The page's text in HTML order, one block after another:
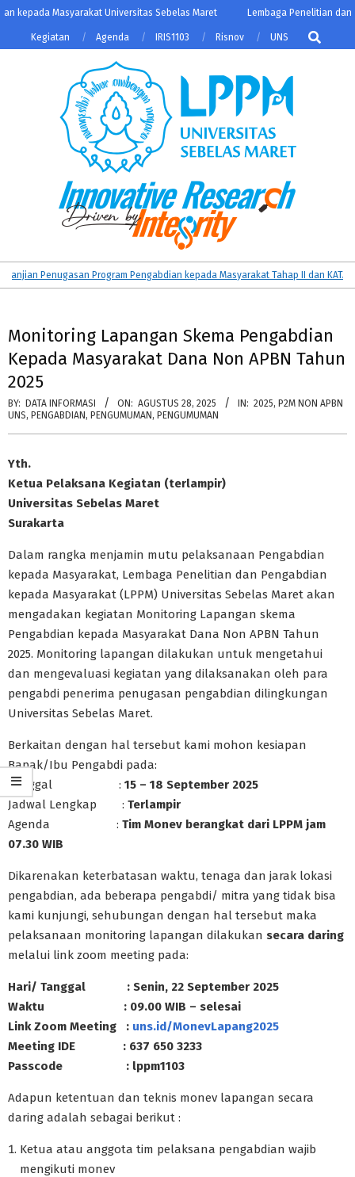
Skip
content
Masyarakat Universitas Sebelas Maret Lembaga Penelitian dan
Kegiatan Agenda IRIS1103 Risnov UNS
Search
LPPM
UNS
Primary
Navigation
Penugasan Program Pengabdian kepada Masyarakat Tahap II dan KATALIS
Monitoring Lapangan Skema Pengabdian
Kepada Masyarakat Dana Non APBN Tahun
2025
BY: DATA INFORMASI ON: AGUSTUS 28, 2025 IN: 2025, P2M NON APBN
UNS, PENGABDIAN , PENGUMUMAN , PENGUMUMAN
Yth.
Ketua Pelaksana Kegiatan (terlampir)
Universitas Sebelas Maret
Surakarta
Dalam rangka menjamin mutu pelaksanaan Pengabdian
kepada Masyarakat, Lembaga Penelitian dan Pengabdian
kepada Masyarakat (LPPM) Universitas Sebelas Maret akan
mengadakan kegiatan Monitoring Lapangan skema
Pengabdian kepada Masyarakat Dana Non APBN Tahun
2025. Monitoring lapangan dilakukan untuk mengetahui
dan mengevaluasi kegiatan yang dilaksanakan oleh para
pengabdi penerima penugasan pengabdian dilingkungan
Universitas Sebelas Maret.
Berkaitan dengan hal tersebut kami mohon kesiapan
Bapak/Ibu Pengabdi pada:
Tanggal : 15 – 18 September 2025
Jadwal Lengkap : Terlampir
Agenda : Tim Monev berangkat dari LPPM jam
07.30 WIB
Dikarenakan keterbatasan waktu, tenaga dan jarak lokasi
pengabdian, ada beberapa pengabdi/ mitra yang tidak bisa
kami kunjungi, sehubungan dengan hal tersebut maka
pelaksanaan monitoring lapangan dilakukan secara daring
melalui link zoom meeting pada:
Hari/ Tanggal : Senin, 22 September 2025
Waktu : 09.00 WIB – selesai
Link Zoom Meeting : uns.id/MonevLapang2025
Meeting IDE : 637 650 3233
Passcode : lppm1103
Adapun ketentuan dan teknis monev lapangan secara
daring adalah sebagai berikut :
Ketua atau anggota tim pelaksana pengabdian wajib
mengikuti monev